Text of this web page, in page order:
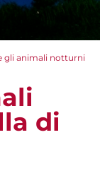
gli animali notturni
di